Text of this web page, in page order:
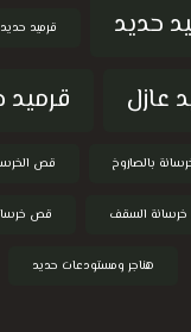
حديد قرميد
عازل قرميد
بالصاروخ قص
السقف قص
هناجر ومستودعات حديد